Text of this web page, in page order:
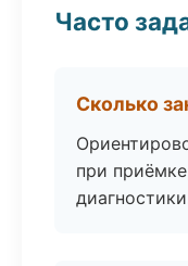
Часто
Сколько
при